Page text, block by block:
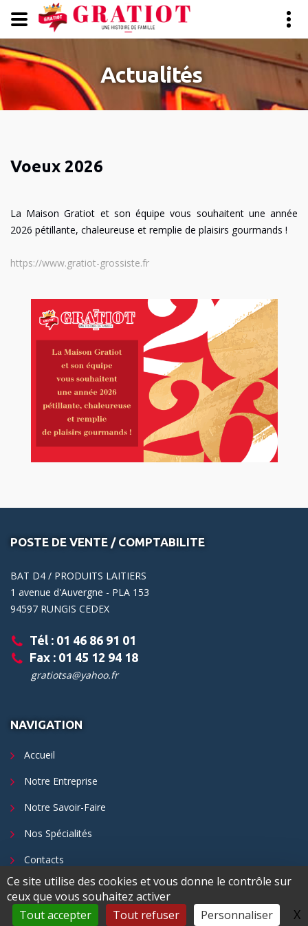
Panneau de gestion des cookies
Ce site utilise des cookies et vous donne le contrôle sur
ceux que vous souhaitez activer
Tout accepter
Tout refuser Personnaliser X
Actualités
Voeux 2026
La Maison Gratiot et son équipe vous souhaitent une année
2026 pétillante, chaleureuse et remplie de plaisirs gourmands !
https://www.gratiot-grossiste.fr
POSTE DE VENTE / COMPTABILITE
BAT D4 / PRODUITS LAITIERS
1 avenue d'Auvergne - PLA 153
94597 RUNGIS CEDEX
Tél : 01 46 86 91 01
Fax : 01 45 12 94 18
gratiotsa@yahoo.fr
NAVIGATION
Accueil
Notre Entreprise
Notre Savoir-Faire
Nos Spécialités
Contacts
©2026 Un site internet réalisé par l'Agence Digeetal